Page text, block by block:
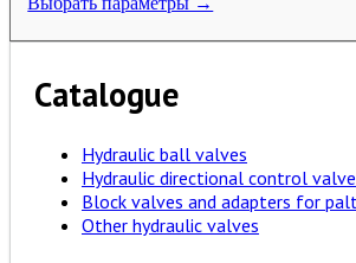
Catalogue
Hydraulic ball valves
Hydraulic directional control
Block valves and adapters for
Other hydraulic valves